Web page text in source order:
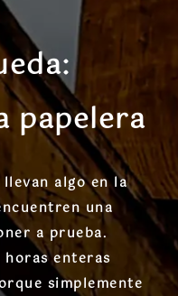
papelera
algo en la
una
a prueba.
enteras
simplemente